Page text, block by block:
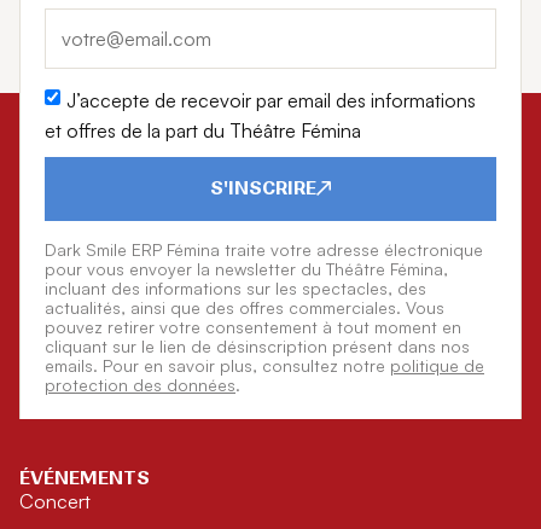
J’accepte de recevoir par email des informations
et offres de la part du Théâtre Fémina
S'INSCRIRE
Dark Smile ERP Fémina traite votre adresse électronique
pour vous envoyer la newsletter du Théâtre Fémina,
incluant des informations sur les spectacles, des
actualités, ainsi que des offres commerciales. Vous
pouvez retirer votre consentement à tout moment en
cliquant sur le lien de désinscription présent dans nos
emails. Pour en savoir plus, consultez notre politique de
protection des données.
ÉVÉNEMENTS
Concert